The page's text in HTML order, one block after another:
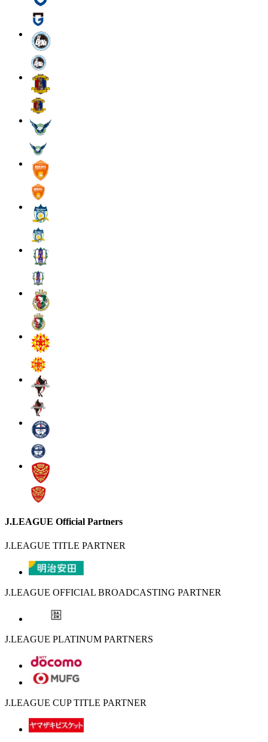
J.LEAGUE Official Partners
J.LEAGUE TITLE PARTNER
J.LEAGUE OFFICIAL BROADCASTING PARTNER
J.LEAGUE PLATINUM PARTNERS
J.LEAGUE CUP TITLE PARTNER